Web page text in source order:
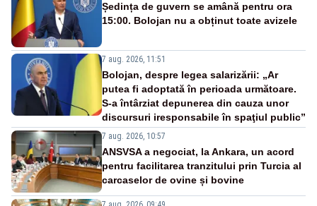
Ședința de guvern se amână pentru ora
15:00. Bolojan nu a obținut toate avizele
7 aug. 2026, 11:51
Bolojan, despre legea salarizării: „Ar
putea fi adoptată în perioada următoare.
S-a întârziat depunerea din cauza unor
discursuri iresponsabile în spaţiul public”
7 aug. 2026, 10:57
ANSVSA a negociat, la Ankara, un acord
pentru facilitarea tranzitului prin Turcia al
carcaselor de ovine și bovine